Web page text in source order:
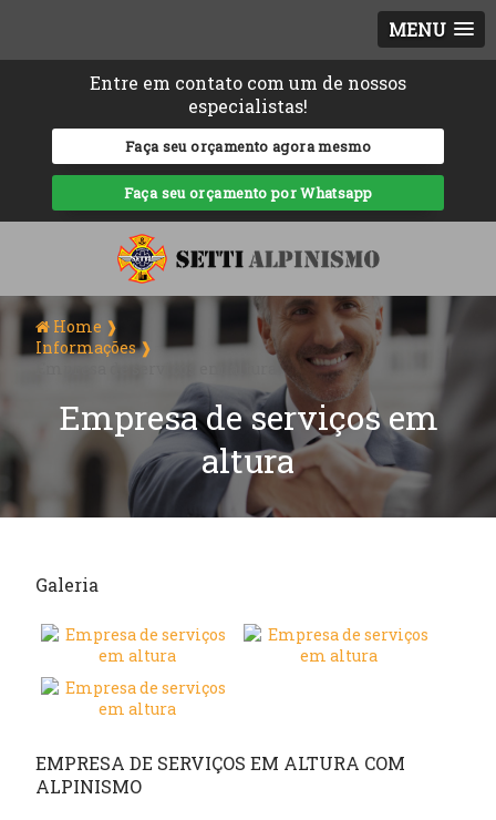
MENU
Entre em contato com um de nossos
especialistas!
Faça seu orçamento agora mesmo
Faça seu orçamento por Whatsapp
Home ❱
Informações ❱
Empresa de serviços em
altura
Galeria
EMPRESA DE SERVIÇOS EM ALTURA COM
ALPINISMO